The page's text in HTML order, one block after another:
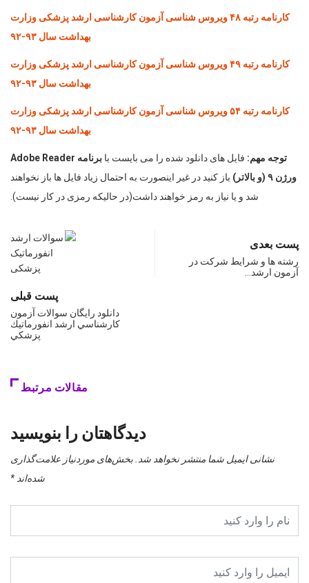
کارنامه رتبه ۴۸ ویروس شناسی آزمون کارشناسی ارشد پزشکی وزارت
بهداشت سال ۹۳-۹۲
کارنامه رتبه ۴۹ ویروس شناسی آزمون کارشناسی ارشد پزشکی وزارت
بهداشت سال ۹۳-۹۲
کارنامه رتبه ۵۴ ویروس شناسی آزمون کارشناسی ارشد پزشکی وزارت
بهداشت سال ۹۳-۹۲
توجه مهم: فایل های دانلود شده را می بایست با برنامه Adobe Reader
ورژن ۹ (و بالاتر)
باز کنید در غیر اینصورت به احتمال زیاد فایل ها باز نخواهند
شد و یا نیاز به رمز خواهند داشت(در حالیکه رمزی در کار نیست).
پست قبلی
دانلود رايگان سوالات آزمون
كارشناسي ارشد انفورماتيك
پزشكي
پست بعدی
رشته ها و شرایط شركت در
آزمون ارشد…
مقالات مرتبط
دیدگاهتان را بنویسید
نشانی ایمیل شما منتشر نخواهد شد. بخش‌های موردنیاز علامت‌گذاری
شده‌اند*